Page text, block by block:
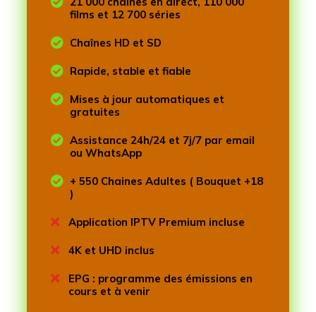
films et 12 700 séries
 Chaînes HD et SD
 Rapide, stable et fiable
 Mises à jour automatiques et
gratuites
 Assistance 24h/24 et 7j/7 par email
ou WhatsApp
 + 550 Chaines Adultes ( Bouquet +18
)
 Application IPTV Premium incluse
 4K et UHD inclus

EPG : programme des émissions en
cours et à venir